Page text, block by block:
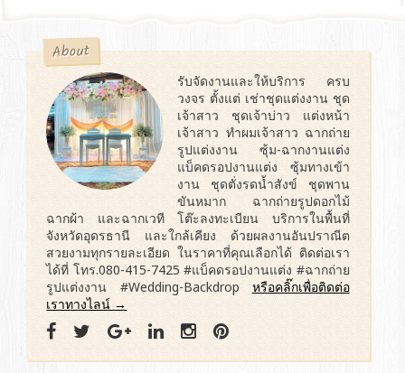
About
รับจัดงานและให้บริการ ครบ
วงจร ตั้งแต่ เช่าชุดแต่งงาน ชุด
เจ้าสาว ชุดเจ้าบ่าว แต่งหน้า
เจ้าสาว ทำผมเจ้าสาว ฉากถ่าย
รูปแต่งงาน ซุ้ม-ฉากงานแต่ง
แบ็คดรอปงานแต่ง ซุ้มทางเข้า
งาน ชุดตั่งรดน้ำสังข์ ชุดพาน
ขันหมาก ฉากถ่ายรูปดอกไม้
ฉากผ้า และฉากเวที โต๊ะลงทะเบียน บริการในพื้นที่
จังหวัดอุดรธานี และใกล้เคียง ด้วยผลงานอันปราณีต
สวยงามทุกรายละเอียด ในราคาที่คุณเลือกได้ ติดต่อเรา
ได้ที่ โทร.080-415-7425 #แบ็คดรอปงานแต่ง #ฉากถ่าย
รูปแต่งงาน #Wedding-Backdrop หรือคลิ๊กเพื่อติดต่อ
เราทางไลน์ →